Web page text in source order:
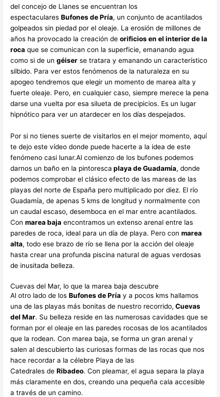
del concejo de Llanes se encuentran los
espectacularesBufones de Pría, un conjunto de acantilados
golpeados sin piedad por el oleaje. La erosión de millones de
años ha provocado la creación deorificios en el interior de la
roca que se comunican con la superficie, emanando agua
como si de ungéiser se tratara y emanando un característico
silbido. Para ver estos fenómenos de la naturaleza en su
apogeo tendremos que elegir un momento de marea alta y
fuerte oleaje. Pero, en cualquier caso, siempre merece la pena
darse una vuelta por esa silueta de precipicios. Es un lugar
hipnótico para ver un atardecer en los días despejados.
Por si no tienes suerte de visitarlos en el mejor momento, aquí
te dejo este vídeo donde puede hacerte a la idea de este
fenómeno casi lunar.Al comienzo de los bufones podemos
darnos un baño en la pintoresca playa de Guadamía, donde
podemos comprobar el clásico efecto de las mareas de las
playas del norte de España pero multiplicado por diez. El río
Guadamía, de apenas 5 kms de longitud y normalmente con
un caudal escaso, desemboca en el mar entre acantilados.
Conmarea baja encontramos un extenso arenal entre las
paredes de roca, ideal para un día de playa. Pero conmarea
alta, todo ese brazo de río se llena por la acción del oleaje
hasta crear una profunda piscina natural de aguas verdosas
de inusitada belleza.
Cuevas del Mar, lo que la marea baja descubre
Al otro lado de losBufones de Pría y a pocos kms hallamos
una de las playas más bonitas de nuestro recorrido, Cuevas
del Mar. Su belleza reside en las numerosas cavidades que se
forman por el oleaje en las paredes rocosas de los acantilados
que la rodean. Con marea baja, se forma un gran arenal y
salen al descubierto las curiosas formas de las rocas que nos
hace recordar a la célebre Playa de las
Catedrales deRibadeo. Con pleamar, el agua separa la playa
más claramente en dos, creando una pequeña cala accesible
a través de un camino.